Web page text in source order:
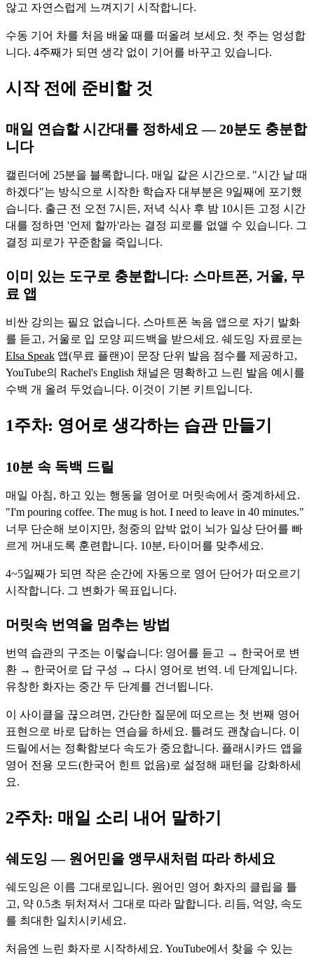
않고 자연스럽게 느껴지기 시작합니다.
수동 기어 차를 처음 배울 때를 떠올려 보세요. 첫 주는 엉성합
니다. 4주째가 되면 생각 없이 기어를 바꾸고 있습니다.
시작 전에 준비할 것
매일 연습할 시간대를 정하세요 — 20분도 충분합
니다
캘린더에 25분을 블록합니다. 매일 같은 시간으로. "시간 날 때
하겠다"는 방식으로 시작한 학습자 대부분은 9일째에 포기했
습니다. 출근 전 오전 7시든, 저녁 식사 후 밤 10시든 고정 시간
대를 정하면 '언제 할까'라는 결정 피로를 없앨 수 있습니다. 그
결정 피로가 꾸준함을 죽입니다.
이미 있는 도구로 충분합니다: 스마트폰, 거울, 무
료 앱
비싼 강의는 필요 없습니다. 스마트폰 녹음 앱으로 자기 발화
를 듣고, 거울로 입 모양 피드백을 받으세요. 쉐도잉 자료로는
Elsa Speak 앱(무료 플랜)이 문장 단위 발음 점수를 제공하고,
YouTube의 Rachel's English 채널은 명확하고 느린 발음 예시를
수백 개 올려 두었습니다. 이것이 기본 키트입니다.
1주차: 영어로 생각하는 습관 만들기
10분 속 독백 드릴
매일 아침, 하고 있는 행동을 영어로 머릿속에서 중계하세요.
"I'm pouring coffee. The mug is hot. I need to leave in 40 minutes."
너무 단순해 보이지만, 청중의 압박 없이 뇌가 일상 단어를 빠
르게 꺼내도록 훈련합니다. 10분, 타이머를 맞추세요.
4~5일째가 되면 작은 순간에 자동으로 영어 단어가 떠오르기
시작합니다. 그 변화가 목표입니다.
머릿속 번역을 멈추는 방법
번역 습관의 구조는 이렇습니다: 영어를 듣고 → 한국어로 변
환 → 한국어로 답 구성 → 다시 영어로 번역. 네 단계입니다.
유창한 화자는 중간 두 단계를 건너뜁니다.
이 사이클을 끊으려면, 간단한 질문에 떠오르는 첫 번째 영어
표현으로 바로 답하는 연습을 하세요. 틀려도 괜찮습니다. 이
드릴에서는 정확함보다 속도가 중요합니다. 플래시카드 앱을
영어 전용 모드(한국어 힌트 없음)로 설정해 패턴을 강화하세
요.
2주차: 매일 소리 내어 말하기
쉐도잉 — 원어민을 앵무새처럼 따라 하세요
쉐도잉은 이름 그대로입니다. 원어민 영어 화자의 클립을 틀
고, 약 0.5초 뒤처져서 그대로 따라 말합니다. 리듬, 억양, 속도
를 최대한 일치시키세요.
처음엔 느린 화자로 시작하세요. YouTube에서 찾을 수 있는